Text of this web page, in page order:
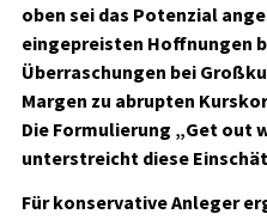
oben sei das Potenzial
eingepreisten Hoffnungen
Überraschungen bei
Margen zu abrupten
Die Formulierung „Get out
unterstreicht diese
Für konservative Anleger